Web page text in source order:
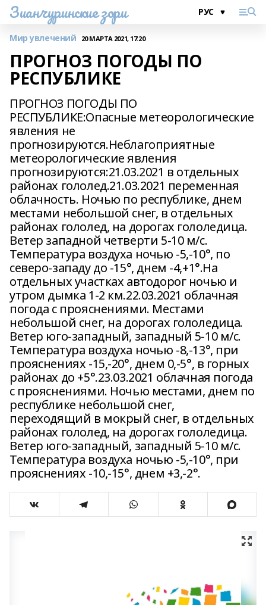
Зианчуринские зори
Мир увлечений 20 МАРТА 2021, 17:20
ПРОГНОЗ ПОГОДЫ ПО
РЕСПУБЛИКЕ
ПРОГНОЗ ПОГОДЫ ПО
РЕСПУБЛИКЕ:Опасные метеорологические
явления не
прогнозируются.Неблагоприятные
метеорологические явления
прогнозируются:21.03.2021 в отдельных
районах гололед.21.03.2021 переменная
облачность. Ночью по республике, днем
местами небольшой снег, в отдельных
районах гололед, на дорогах гололедица.
Ветер западной четверти 5-10 м/с.
Температура воздуха ночью -5,-10°, по
северо-западу до -15°, днем -4,+1°.На
отдельных участках автодорог ночью и
утром дымка 1-2 км.22.03.2021 облачная
погода с прояснениями. Местами
небольшой снег, на дорогах гололедица.
Ветер юго-западный, западный 5-10 м/с.
Температура воздуха ночью -8,-13°, при
прояснениях -15,-20°, днем 0,-5°, в горных
районах до +5°.23.03.2021 облачная погода
с прояснениями. Ночью местами, днем по
республике небольшой снег,
переходящий в мокрый снег, в отдельных
районах гололед, на дорогах гололедица.
Ветер юго-западный, западный 5-10 м/с.
Температура воздуха ночью -5,-10°, при
прояснениях -10,-15°, днем +3,-2°.